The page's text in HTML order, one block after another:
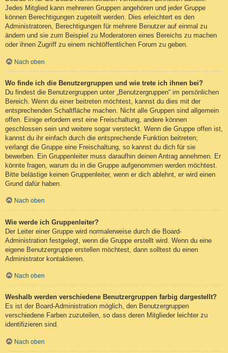
Jedes Mitglied kann mehreren Gruppen angehören und jeder Gruppe
können Berechtigungen zugeteilt werden. Dies erleichtert es den
Administratoren, Berechtigungen für mehrere Benutzer auf einmal zu
ändern und sie zum Beispiel zu Moderatoren eines Bereichs zu machen
oder ihnen Zugriff zu einem nichtöffentlichen Forum zu geben.
Nach oben
Wo finde ich die Benutzergruppen und wie trete ich ihnen bei?
Du findest die Benutzergruppen unter „Benutzergruppen“ im persönlichen
Bereich. Wenn du einer beitreten möchtest, kannst du dies mit der
entsprechenden Schaltfläche machen. Nicht alle Gruppen sind allgemein
offen. Einige erfordern erst eine Freischaltung, andere können
geschlossen sein und weitere sogar versteckt. Wenn die Gruppe offen ist,
kannst du ihr einfach durch die entsprechende Funktion beitreten;
verlangt die Gruppe eine Freischaltung, so kannst du dich für sie
bewerben. Ein Gruppenleiter muss daraufhin deinen Antrag annehmen. Er
könnte fragen, warum du in die Gruppe aufgenommen werden möchtest.
Bitte belästige keinen Gruppenleiter, wenn er dich ablehnt, er wird einen
Grund dafür haben.
Nach oben
Wie werde ich Gruppenleiter?
Der Leiter einer Gruppe wird normalerweise durch die Board-
Administration festgelegt, wenn die Gruppe erstellt wird. Wenn du eine
eigene Benutzergruppe erstellen möchtest, dann solltest du einen
Administrator kontaktieren.
Nach oben
Weshalb werden verschiedene Benutzergruppen farbig dargestellt?
Es ist der Board-Administration möglich, den Benutzergruppen
verschiedene Farben zuzuteilen, so dass deren Mitglieder leichter zu
identifizieren sind.
Nach oben